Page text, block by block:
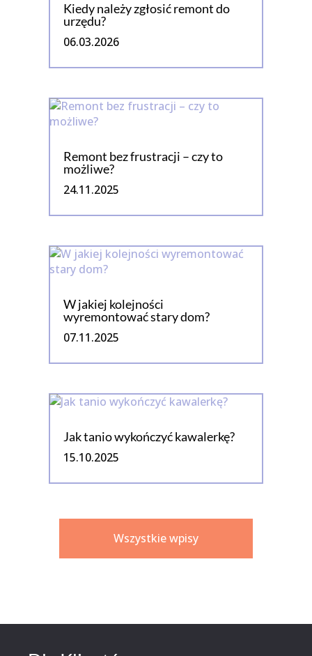
Kiedy należy zgłosić remont do
urzędu?
06.03.2026
Remont bez frustracji – czy to
możliwe?
24.11.2025
W jakiej kolejności
wyremontować stary dom?
07.11.2025
Jak tanio wykończyć kawalerkę?
15.10.2025
Wszystkie wpisy